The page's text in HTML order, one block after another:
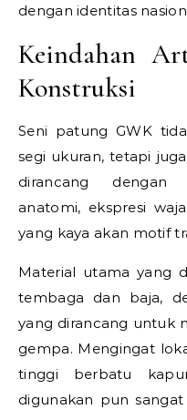
dengan identitas
Keindahan
Konstruksi
Seni patung GWK
segi ukuran, tetapi
dirancang dengan
anatomi, ekspresi
yang kaya akan motif
Material utama yang
tembaga dan baja,
yang dirancang untuk
gempa. Mengingat
tinggi berbatu
digunakan pun